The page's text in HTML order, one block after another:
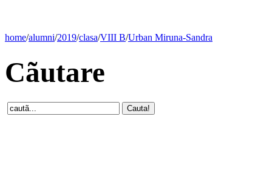
home/alumni/2019/clasa/VIII B/Urban Miruna-Sandra
Cãutare